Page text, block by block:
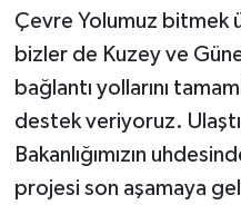
Çevre Yolumuz bitmek
bizler de Kuzey ve
bağlantı yollarını
destek veriyoruz.
Bakanlığımızın
projesi son aşamaya